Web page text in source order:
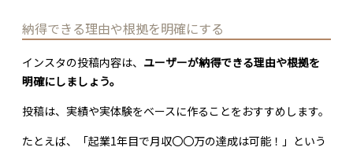
納得できる理由や根拠を明確にする
インスタの投稿内容は、 ユーザーが納得できる理由や根拠を
明確にしましょう。
投稿は、実績や実体験をベースに作ることをおすすめします。
たとえば、「起業1年目で月収〇〇万の達成は可能！」という